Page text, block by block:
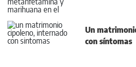
Un
con síntomas